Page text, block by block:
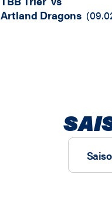
Artland Dragons (